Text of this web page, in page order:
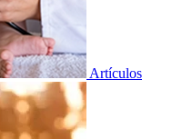
Artículos